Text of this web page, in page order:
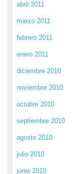
abril 2011
marzo 2011
febrero 2011
enero 2011
diciembre 2010
noviembre 2010
octubre 2010
septiembre 2010
agosto 2010
julio 2010
junio 2010